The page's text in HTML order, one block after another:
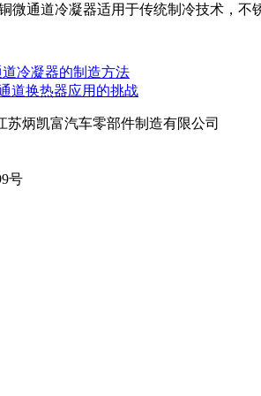
微通道冷凝器适用于传统制冷技术，
冷凝器的制造方法
道换热器应用的挑战
炳凯富汽车零部件制造有限公司
号